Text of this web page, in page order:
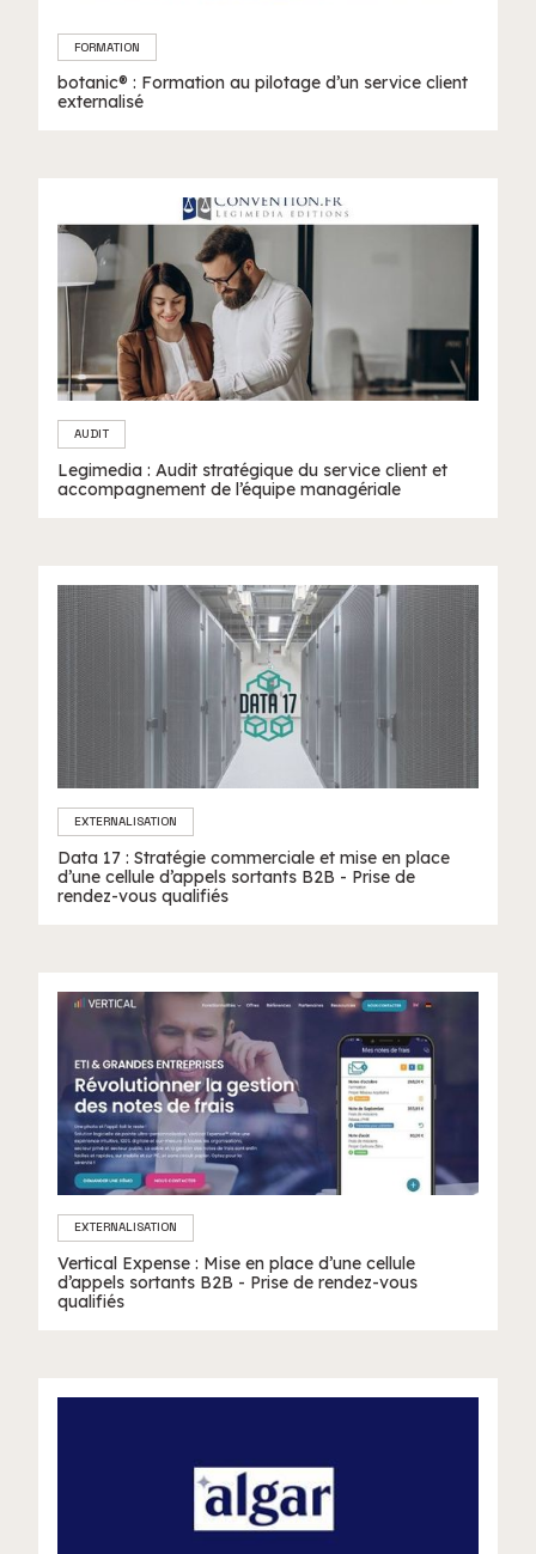
FORMATION
botanic® : Formation au pilotage d’un service client
externalisé
AUDIT
Legimedia : Audit stratégique du service client et
accompagnement de l’équipe managériale
EXTERNALISATION
Data 17 : Stratégie commerciale et mise en place
d’une cellule d’appels sortants B2B - Prise de
rendez-vous qualifiés
EXTERNALISATION
Vertical Expense : Mise en place d’une cellule
d’appels sortants B2B - Prise de rendez-vous
qualifiés